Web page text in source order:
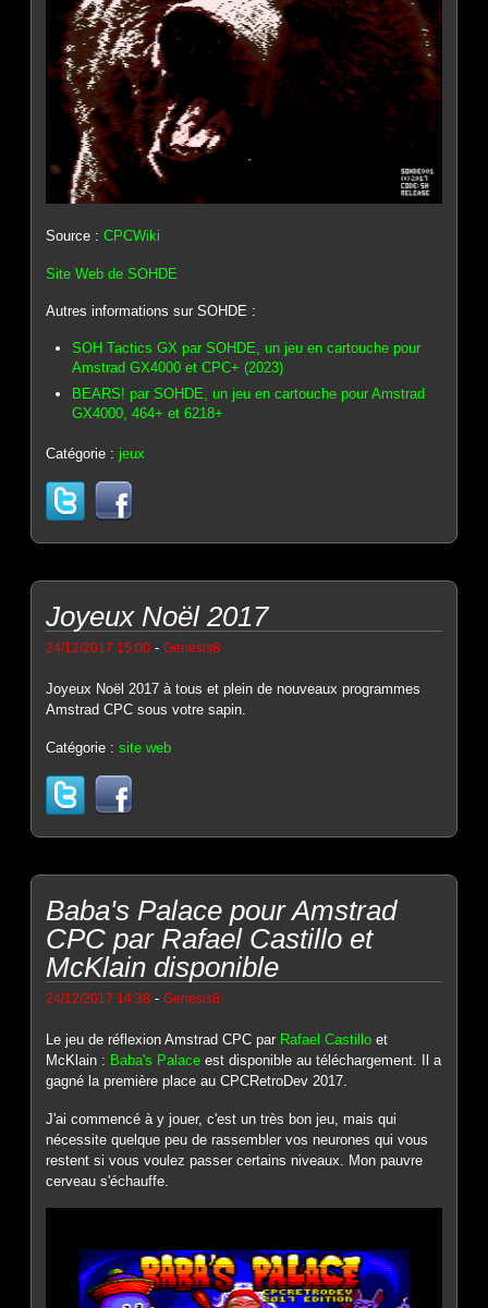
Source :CPCWiki
Site Web de SOHDE
Autres informations sur SOHDE :
SOH Tactics GX par SOHDE, un jeu en cartouche pour
Amstrad GX4000 et CPC+ (2023)
BEARS! par SOHDE, un jeu en cartouche pour Amstrad
GX4000, 464+ et 6218+
Catégorie :jeux
Joyeux Noël 2017
24/12/2017 15:00 -Genesis8
Joyeux Noël 2017 à tous et plein de nouveaux programmes
Amstrad CPC sous votre sapin.
Catégorie :site web
Baba's Palace pour Amstrad
CPC par Rafael Castillo et
McKlain disponible
24/12/2017 14:38 -Genesis8
Le jeu de réflexion Amstrad CPC par Rafael Castillo et
McKlain : Baba's Palace est disponible au téléchargement. Il a
gagné la première place au CPCRetroDev 2017.
J'ai commencé à y jouer, c'est un très bon jeu, mais qui
nécessite quelque peu de rassembler vos neurones qui vous
restent si vous voulez passer certains niveaux. Mon pauvre
cerveau s'échauffe.